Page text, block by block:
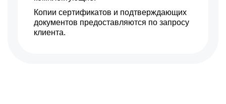
Копии сертификатов и подтверждающих
документов предоставляются по запросу
клиента.